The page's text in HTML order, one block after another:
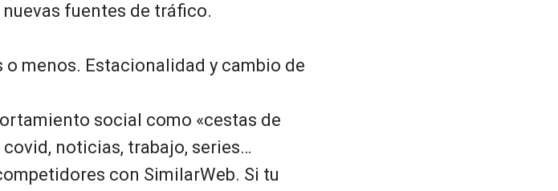
fuentes de tráfico.
o menos. Estacionalidad y cambio de
social como «cestas de
noticias, trabajo, series…
con SimilarWeb. Si tu